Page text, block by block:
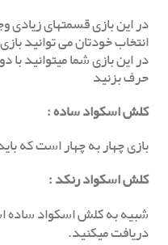
در این بازی قسمتهای زیادی
انتخاب خودتان می توانید
در این بازی شما میتوانید
حرف بزنید
کلش اسکواد ساده:
بازی چهار به چهار است که
کلش اسکواد رنکد:
شبیه به کلش اسکواد ساده
دریافت میکنید.